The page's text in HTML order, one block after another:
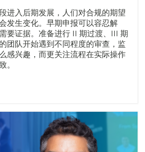
进入后期发展，人们对合规的期望
发生变化。早期申报可以容忍解
要证据。准备进行 II 期过渡、III 期
团队开始遇到不同程度的审查，监
感兴趣，而更关注流程在实际操作
。